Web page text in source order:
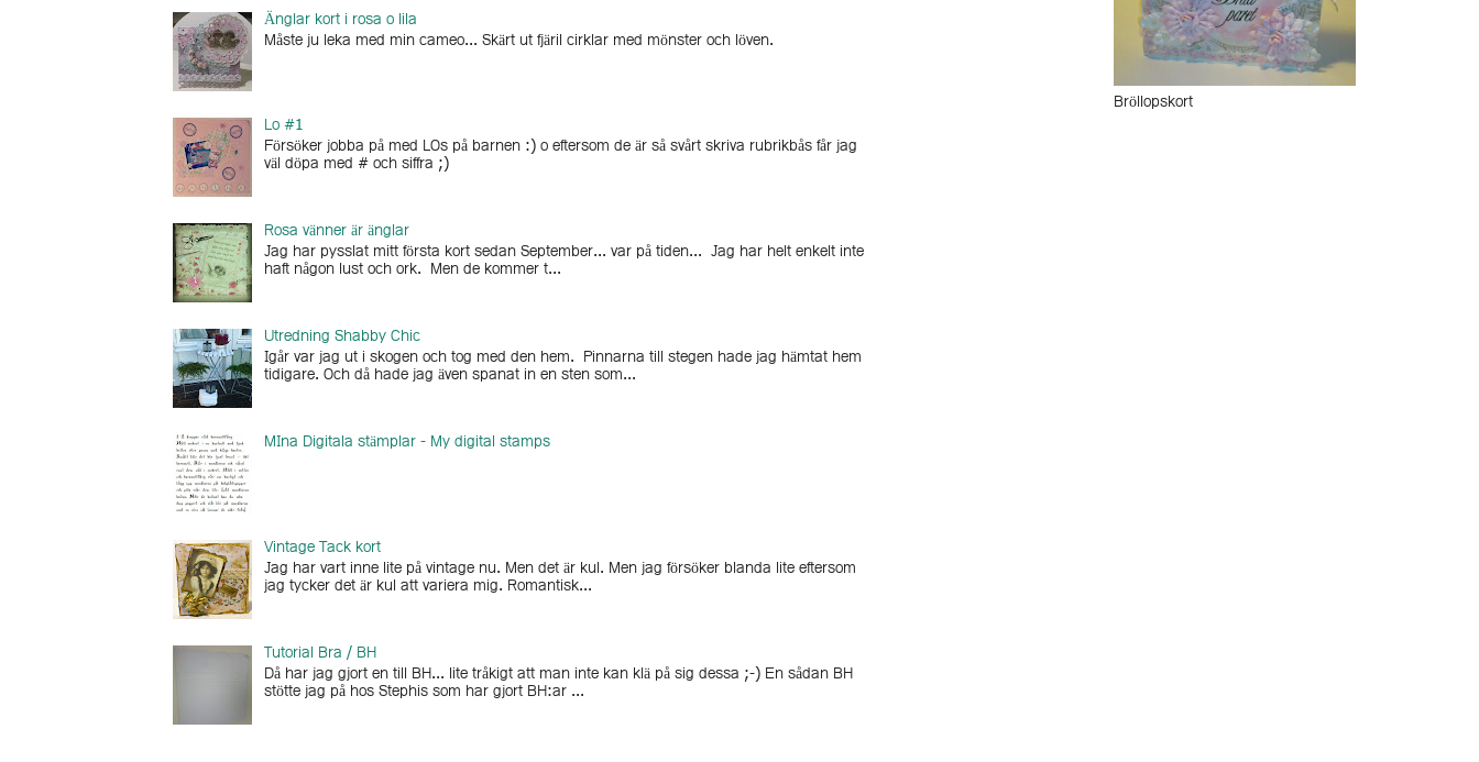
Änglar kort i rosa o lila
Måste ju leka med min cameo... Skärt ut fjäril cirklar med mönster och löven.
Lo #1
Försöker jobba på med LOs på barnen :) o eftersom de är så svårt skriva rubrikbås får jag
väl döpa med # och siffra ;)
Rosa vänner är änglar
Jag har pysslat mitt första kort sedan September... var på tiden... Jag har helt enkelt inte
haft någon lust och ork. Men de kommer t...
Utredning Shabby Chic
Igår var jag ut i skogen och tog med den hem. Pinnarna till stegen hade jag hämtat hem
tidigare. Och då hade jag även spanat in en sten som...
MIna Digitala stämplar - My digital stamps
Vintage Tack kort
Jag har vart inne lite på vintage nu. Men det är kul. Men jag försöker blanda lite eftersom
jag tycker det är kul att variera mig. Romantisk...
Tutorial Bra / BH
Då har jag gjort en till BH... lite tråkigt att man inte kan klä på sig dessa ;-) En sådan BH
stötte jag på hos Stephis som har gjort BH:ar ...
Bröllopskort